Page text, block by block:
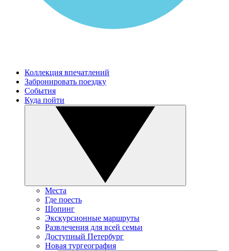
Коллекция впечатлений
Забронировать поездку
События
Куда пойти
Места
Где поесть
Шопинг
Экскурсионные маршруты
Развлечения для всей семьи
Доступный Петербург
Новая тургеография